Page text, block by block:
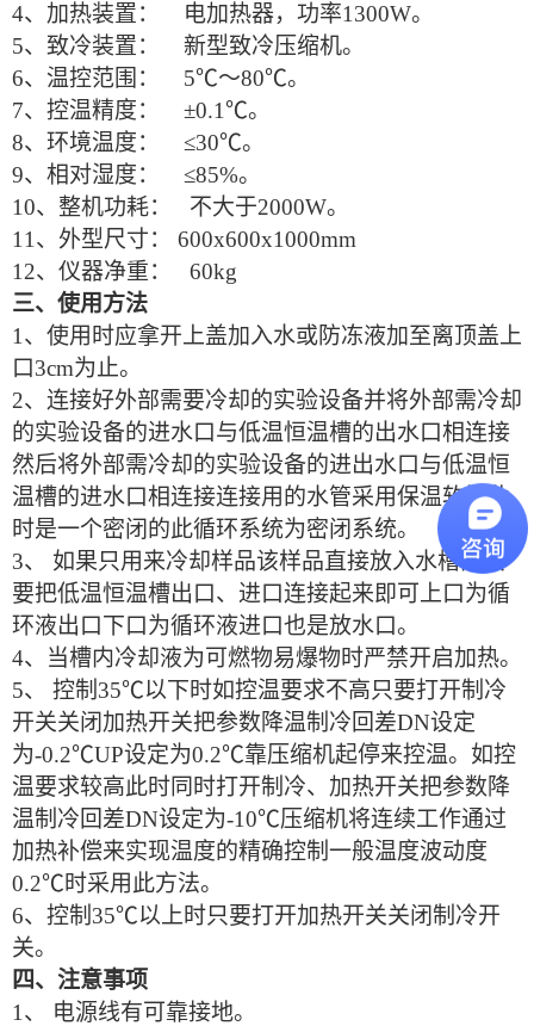
4、加热装置： 电加热器，功率1300W。
5、致冷装置： 新型致冷压缩机。
6、温控范围： 5℃～80℃。
7、控温精度： ±0.1℃。
8、环境温度： ≤30℃。
9、相对湿度： ≤85%。
10、整机功耗： 不大于2000W。
11、外型尺寸： 600x600x1000mm
12、仪器净重： 60kg
三、使用方法
1、使用时应拿开上盖加入水或防冻液加至离顶盖上
口3cm为止。
2、连接好外部需要冷却的实验设备并将外部需冷却
的实验设备的进水口与低温恒温槽的出水口相连接
然后将外部需冷却的实验设备的进出水口与低温恒
温槽的进水口相连接连接用的水管采用保温软管此
时是一个密闭的此循环系统为密闭系统。
3、 如果只用来冷却样品该样品直接放入水槽内只
要把低温恒温槽出口、进口连接起来即可上口为循
环液出口下口为循环液进口也是放水口。
4、当槽内冷却液为可燃物易爆物时严禁开启加热。
5、 控制35℃以下时如控温要求不高只要打开制冷
开关关闭加热开关把参数降温制冷回差DN设定
为-0.2℃UP设定为0.2℃靠压缩机起停来控温。如控
温要求较高此时同时打开制冷、加热开关把参数降
温制冷回差DN设定为-10℃压缩机将连续工作通过
加热补偿来实现温度的精确控制一般温度波动度
0.2℃时采用此方法。
6、控制35℃以上时只要打开加热开关关闭制冷开
关。
四、注意事项
1、 电源线有可靠接地。